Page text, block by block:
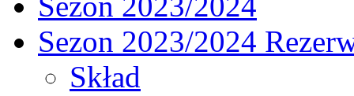
Sezon 2023/2024
Skład